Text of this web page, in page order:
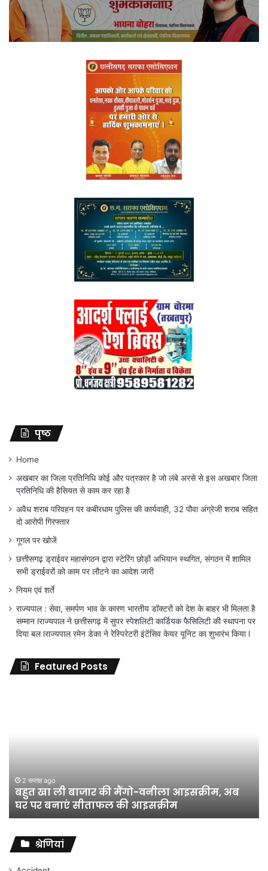
पृष्ठ
Home
अखबार का जिला प्रतिनिधि कोई और पत्रकार है जो लंबे अरसे से इस अखबार जिला
प्रतिनिधि की हैसियत से काम कर रहा है
अवैध शराब परिवहन पर कबीरधाम पुलिस की कार्यवाही, 32 पौवा अंग्रेजी शराब सहित
दो आरोपी गिरफ्तार
गूगल पर खोजें
छत्तीसगढ़ ड्राईवर महासंगठन द्वारा स्टेरिंग छोड़ों अभियान स्थगित, संगठन में शामिल
सभी ड्राईवरों को काम पर लौटने का आदेश जारी
नियम एवं शर्ते
राज्यपाल : सेवा, समर्पण भाव के कारण भारतीय डॉक्टरों को देश के बाहर भी मिलता है
सम्मान lराज्यपाल ने छत्तीसगढ़ में सुपर स्पेशलिटी कार्डियक फैसिलिटी की स्थापना पर
दिया बल lराज्यपाल रमेन डेका ने रेस्पिरेटरी इंटेंसिव केयर यूनिट का शुभारंभ किया l
Featured Posts
शिक्षा
विभाग
विवादों
संघर्ष
जारी
रहेगा
जून 11, 2026
जिला शिक्षा अधिकारी का तबादला हुआ, लेकिन शिक्षा
विभाग के विवादों पर संघर्ष जारी रहेगा : अंकित गौरहा
श्रेणियां